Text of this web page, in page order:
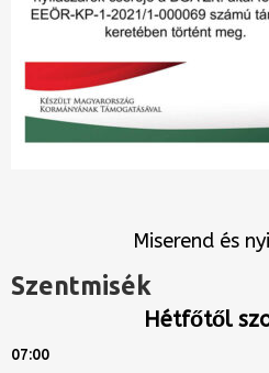
Miserend és
Szentmisék
Hétfőtől
07:00